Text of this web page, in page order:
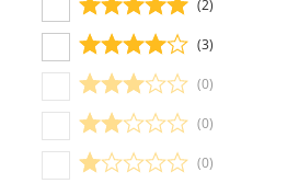
(2)
(3)
(0)
(0)
(0)